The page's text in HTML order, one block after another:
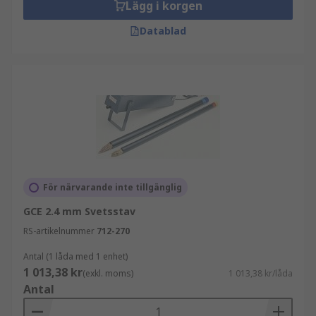
Lägg i korgen
Datablad
För närvarande inte tillgänglig
GCE 2.4 mm Svetsstav
RS-artikelnummer 712-270
Antal (1 låda med 1 enhet)
1 013,38 kr(exkl. moms) 1 013,38 kr/låda
Antal